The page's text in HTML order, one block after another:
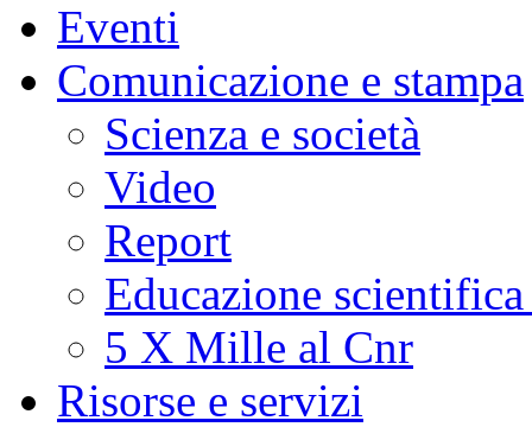
Eventi
Comunicazione e stampa
Scienza e società
Video
Report
Educazione
5 X Mille al Cnr
Risorse e servizi